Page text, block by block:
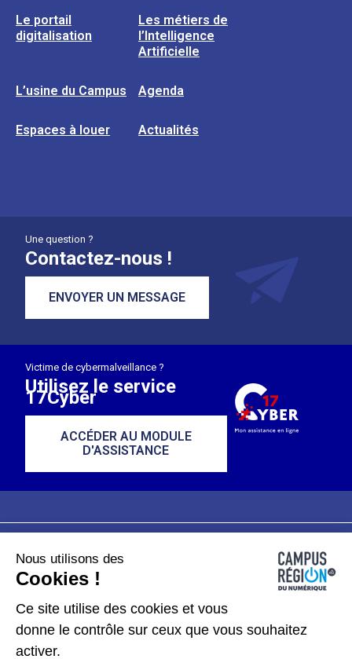
Le portail
digitalisation
Les métiers de
l’Intelligence
Artificielle
L’usine du Campus Agenda
Espaces à louer Actualités
Une question ?
Contactez-nous !
ENVOYER UN MESSAGE
Victime de cybermalveillance ?
Utilisez le service
17Cyber
ACCÉDER AU MODULE
D'ASSISTANCE
Plan du site
Données personnelles
Gérer les cookies
Nous utilisons des
Cookies !
Ce site utilise des cookies et vous
donne le contrôle sur ceux que vous souhaitez
activer.